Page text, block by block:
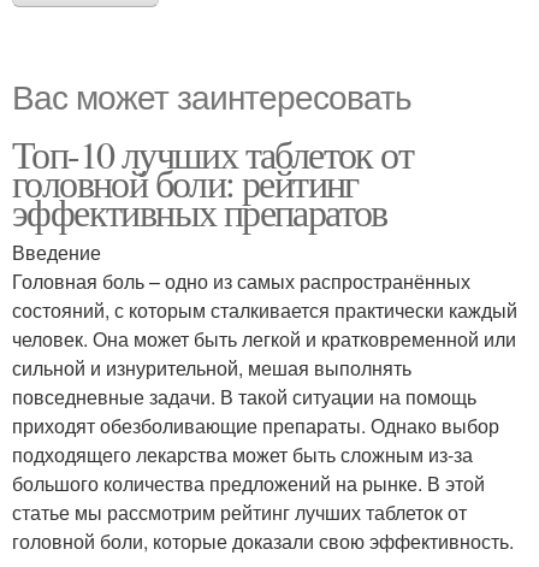
Вас может заинтересовать
Топ-10 лучших таблеток от
головной боли: рейтинг
эффективных препаратов
Введение
Головная боль – одно из самых распространённых
состояний, с которым сталкивается практически каждый
человек. Она может быть легкой и кратковременной или
сильной и изнурительной, мешая выполнять
повседневные задачи. В такой ситуации на помощь
приходят обезболивающие препараты. Однако выбор
подходящего лекарства может быть сложным из-за
большого количества предложений на рынке. В этой
статье мы рассмотрим рейтинг лучших таблеток от
головной боли, которые доказали свою эффективность.